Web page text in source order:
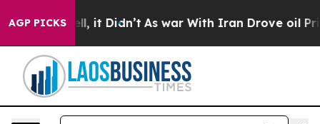
AGP PICKS
40%. Well, it Didn’t As war With Iran Drove oil